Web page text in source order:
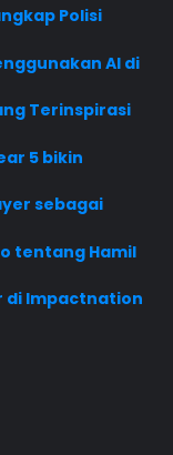
Polisi
AI di
Terinspirasi
5 bikin
sebagai
tentang Hamil
di Impactnation